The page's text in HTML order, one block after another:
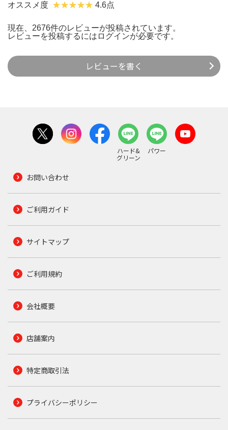
オススメ度 4.6点
現在、2676件のレビューが投稿されています。
レビューを投稿するには ログインが必要です。
レビューを書く
ハード&
グリーン
パワー
お問い合わせ
ご利用ガイド
サイトマップ
ご利用規約
会社概要
店舗案内
特定商取引法
プライバシーポリシー